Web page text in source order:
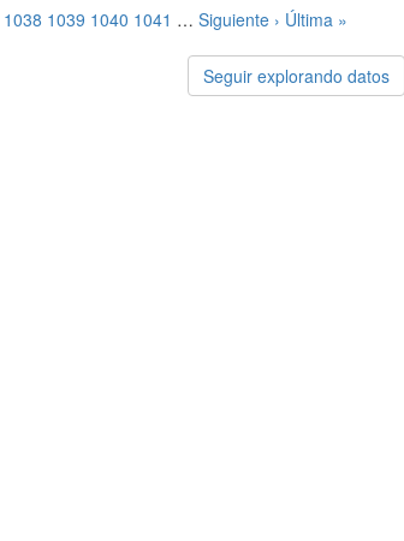
1038 1039 1040 1041 … Siguiente › Última »
Seguir explorando datos